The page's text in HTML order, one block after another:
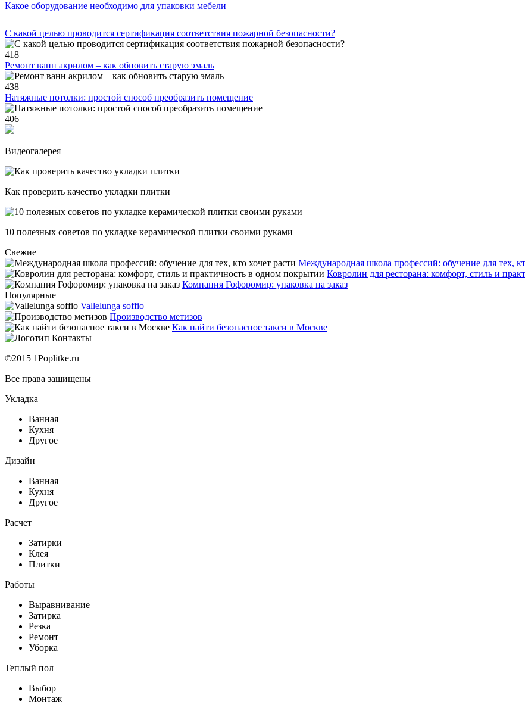
Какое оборудование необходимо для упаковки мебели
С какой целью проводится сертификация соответствия пожарной безопасности?
418
Ремонт ванн акрилом – как обновить старую эмаль
438
Натяжные потолки: простой способ преобразить помещение
406
Видеогалерея
Как проверить качество укладки плитки
10 полезных советов по укладке керамической плитки своими руками
Свежие
Международная школа профессий: обучение для тех,
Ковролин для ресторана: комфорт, стиль и
Компания Гофоромир: упаковка на заказ
Популярные
Vallelunga soffio
Производство метизов
Как найти безопасное такси в Москве
Контакты
©2015 1Poplitke.ru
Все права защищены
Укладка
Ванная
Кухня
Другое
Дизайн
Ванная
Кухня
Другое
Расчет
Затирки
Клея
Плитки
Работы
Выравнивание
Затирка
Резка
Ремонт
Уборка
Теплый пол
Выбор
Монтаж